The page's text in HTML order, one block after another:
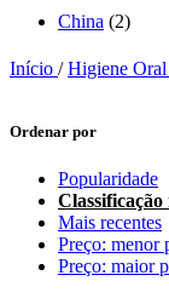
China (2)
Início / Higiene Oral
Ordenar por
Popularidade
Classificação
Mais recentes
Preço: menor
Preço: maior